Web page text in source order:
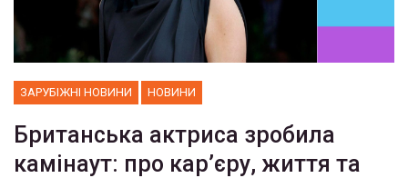
ЗАРУБІЖНІ НОВИНИ НОВИНИ
Британська актриса зробила
камінаут: про кар’єру, життя та